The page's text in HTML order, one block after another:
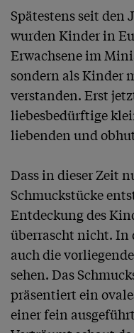
Spätestens seit den
wurden Kinder in
Erwachsene im
sondern als Kinder
verstanden. Erst
liebesbedürftige
liebenden und
Dass in dieser Zeit
Schmuckstücke
Entdeckung des
überrascht nicht. In
auch die
sehen. Das
präsentiert ein
einer fein